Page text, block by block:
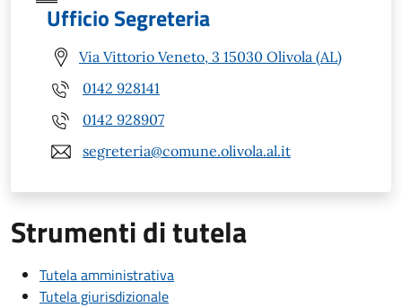
Ufficio Segreteria
Via Vittorio Veneto, 3 15030 Olivola (AL)
0142 928141
0142 928907
segreteria@comune.olivola.al.it
Strumenti di tutela
Tutela amministrativa
Tutela giurisdizionale